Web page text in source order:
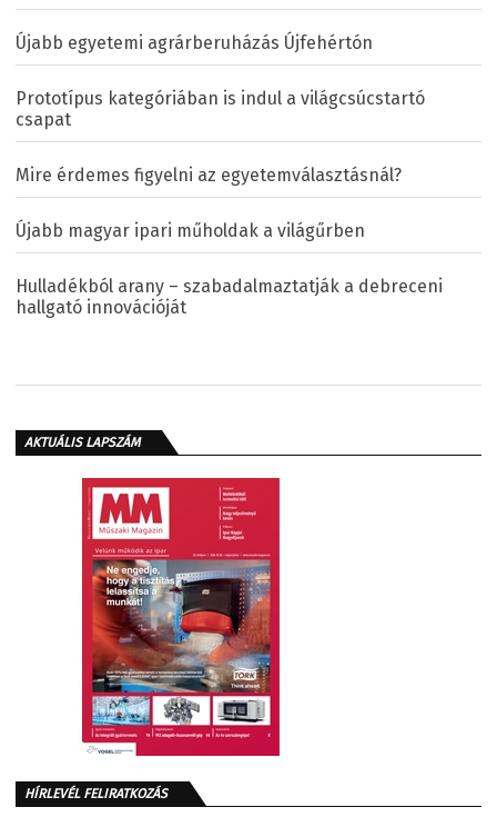
Újabb egyetemi agrárberuházás Újfehértón
Prototípus kategóriában is indul a világcsúcstartó
csapat
Mire érdemes figyelni az egyetemválasztásnál?
Újabb magyar ipari műholdak a világűrben
Hulladékból arany – szabadalmaztatják a debreceni
hallgató innovációját
AKTUÁLIS LAPSZÁM
HÍRLEVÉL FELIRATKOZÁS